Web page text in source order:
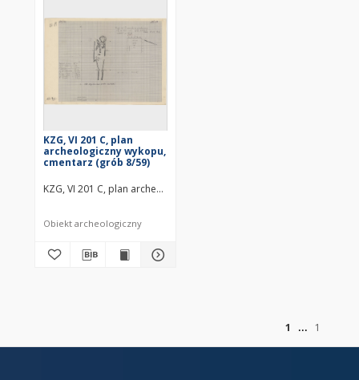
KZG, VI 201 C, plan
archeologiczny wykopu,
cmentarz (grób 8/59)
KZG, VI 201 C, plan archeologiczny wykopu, cmentarz (grób 8/59)
Obiekt archeologiczny
1
1